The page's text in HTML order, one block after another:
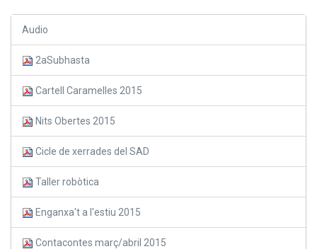
Audio
2aSubhasta
Cartell Caramelles 2015
Nits Obertes 2015
Cicle de xerrades del SAD
Taller robòtica
Enganxa't a l'estiu 2015
Contacontes març/abril 2015